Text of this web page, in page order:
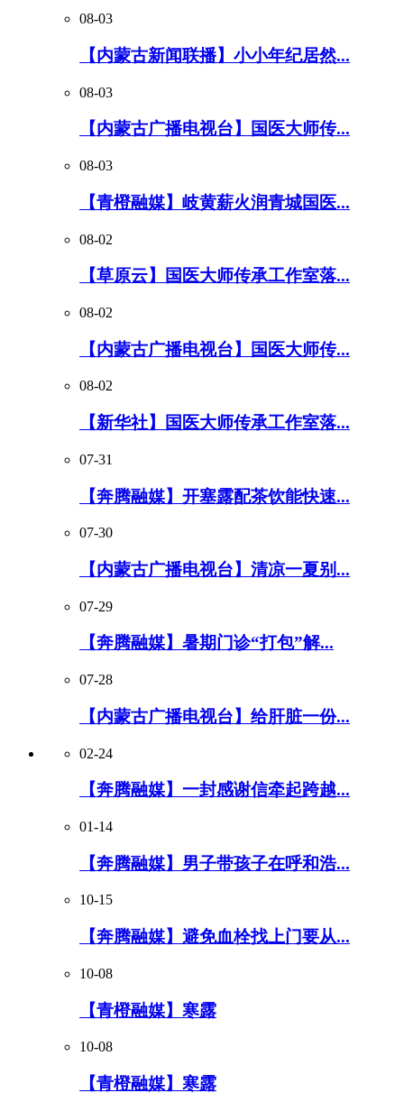
08-03
【内蒙古新闻联播】小小年纪居然...
08-03
【内蒙古广播电视台】国医大师传...
08-03
【青橙融媒】岐黄薪火润青城国医...
08-02
【草原云】国医大师传承工作室落...
08-02
【内蒙古广播电视台】国医大师传...
08-02
【新华社】国医大师传承工作室落...
07-31
【奔腾融媒】开塞露配茶饮能快速...
07-30
【内蒙古广播电视台】清凉一夏别...
07-29
【奔腾融媒】暑期门诊“打包”解...
07-28
【内蒙古广播电视台】给肝脏一份...
02-24
【奔腾融媒】一封感谢信牵起跨越...
01-14
【奔腾融媒】男子带孩子在呼和浩...
10-15
【奔腾融媒】避免血栓找上门要从...
10-08
【青橙融媒】寒露
10-08
【青橙融媒】寒露